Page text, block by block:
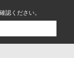
認ください。